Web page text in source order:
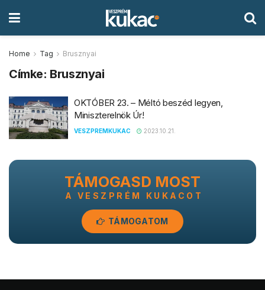
Home Tag Brusznyai
Címke: Brusznyai
OKTÓBER 23. – Méltó beszéd legyen,
Miniszterelnök Úr!
VESZPREMKUKAC 2023.10.21.
TÁMOGASD MOST
A VESZPRÉM KUKACOT
TÁMOGATOM